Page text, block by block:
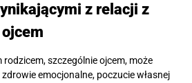
z relacji z
szczególnie ojcem, może
emocjonalne, poczucie własnej